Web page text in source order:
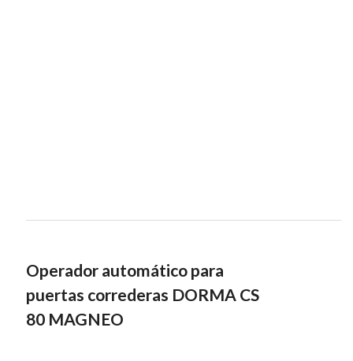
Operador automático para
puertas correderas DORMA CS
80 MAGNEO